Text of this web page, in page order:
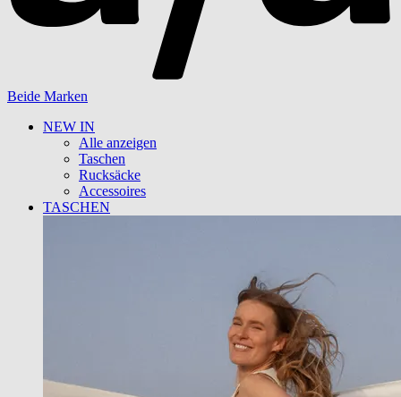
Beide Marken
NEW IN
Alle anzeigen
Taschen
Rucksäcke
Accessoires
TASCHEN